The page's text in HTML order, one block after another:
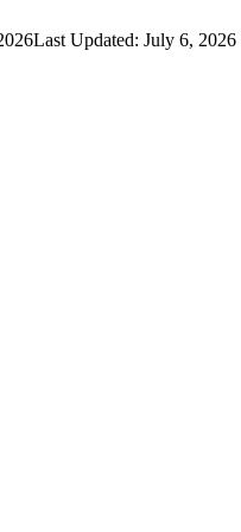
Last Updated: July 6, 2026